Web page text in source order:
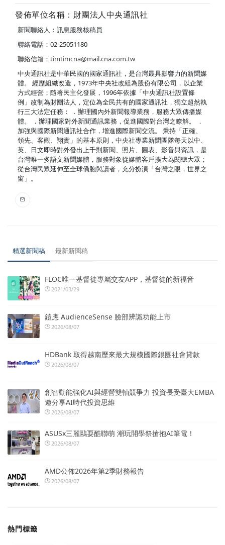
發佈單位名稱：財團法人中央通訊社
新聞聯絡人：訊息服務核稿員
聯絡電話：02-25051180
聯絡信箱： timtimcna@mail.cna.com.tw
中央通訊社是中華民國的國家通訊社，是台灣最具影響力的新聞媒
體。 經歷組織改造，1973年中央社改組為股份有限公司，以企業
方式經營；隨著民主化發展，1996年依據「中央通訊社設置條
例」改制為財團法人，定位為全民共有的國家通訊社，獨立超然執
行三大法定任務： ．辦理國內外新聞報導業務，服務大眾傳播媒
體。 ．辦理國家對外新聞通訊業務，促進國際對台灣之瞭解。 ．
加強與國際新聞通訊社合作，增進國際新聞交流。 秉持「正確、
領先、客觀、翔實」的基本原則，中央社專業新聞團隊每天以中、
英、日文即時對外發出上千則新聞、照片、圖表、影音與資訊，是
台灣唯一多語文新聞媒體，服務對象從媒體客戶擴大為閱聽大眾；
從台灣民眾延伸至全球僑胞與讀者，充分扮演「台灣之眼，世界之
窗」。
精選新聞稿 最新新聞稿
FLOC唯一基督徒專屬交友APP，基督徒的新福音
2021/03/29
鎧應 AudienceSense 臉部辨識功能上市
2026/08/07
HDBank 取得越南歷來最大規模國際銀團社會貸款
2026/08/07
創智動能強化AI與經營雙軸競爭力 投資長受臺大EMBA
邀分享AI時代投資思維
2026/08/07
ASUSx三麗鷗耍酷聯萌 潮玩開學祭搶抱AI筆電！
2026/08/07
AMD公佈2026年第2季財務報告
2026/08/07
熱門標籤